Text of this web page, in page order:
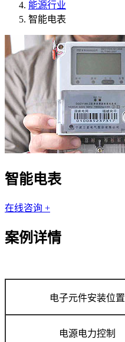
能源行业
智能电表
智能电表
在线咨询 +
案例详情
电子元件安装位置
电源电力控制